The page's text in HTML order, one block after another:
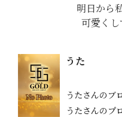
明日から
可愛く
うた
うたさんのブ
うたさんのプ